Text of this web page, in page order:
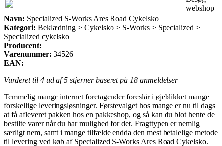
webshop
Navn: Specialized S-Works Ares Road Cykelsko
Kategori: Beklædning > Cykelsko > S-Works > Specialized >
Specialized cykelsko
Producent:
Varenummer: 34526
EAN:
Vurderet til 4 ud af 5 stjerner baseret på 18 anmeldelser
Temmelig mange internet foretagender foreslår i øjeblikket mange
forskellige leveringsløsninger. Førstevalget hos mange er nu til dags
at få afleveret pakken hos en pakkeshop, og så kan du blot hente de
bestilte varer når du har mulighed for det. Fragttypen er nemlig
særligt nem, samt i mange tilfælde endda den mest betalelige metode
til levering ved køb af Specialized S-Works Ares Road Cykelsko.